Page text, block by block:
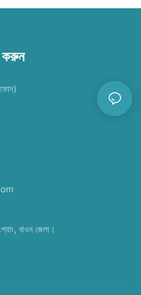
করুন
বাওন জেলা।